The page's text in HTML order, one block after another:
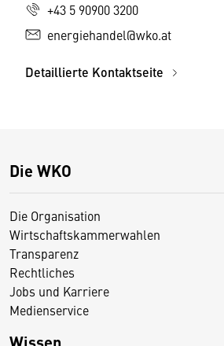
+43 5 90900 3200
energiehandel@wko.at
Detaillierte Kontaktseite
Die WKO
Die Organisation
Wirtschaftskammerwahlen
Transparenz
Rechtliches
Jobs und Karriere
Medienservice